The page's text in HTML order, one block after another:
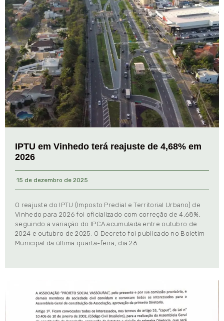
IPTU em Vinhedo terá reajuste de 4,68% em
2026
15 de dezembro de 2025
O reajuste do IPTU (Imposto Predial e Territorial Urbano) de
Vinhedo para 2026 foi oficializado com correção de 4,68%,
seguindo a variação do IPCA acumulada entre outubro de
2024 e outubro de 2025. O Decreto foi publicado no Boletim
Municipal da última quarta-feira, dia 26.